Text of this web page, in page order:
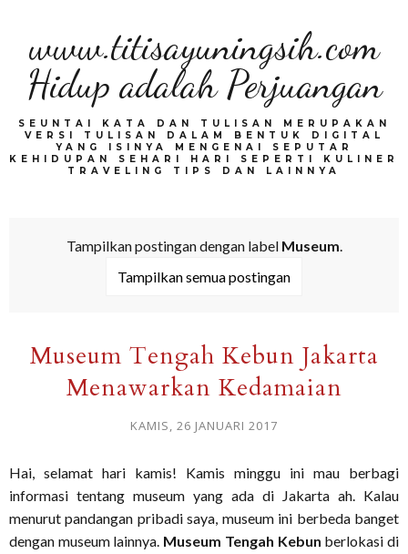
www.titisayuningsih.com
Hidup adalah Perjuangan
SEUNTAI KATA DAN TULISAN MERUPAKAN
VERSI TULISAN DALAM BENTUK DIGITAL
YANG ISINYA MENGENAI SEPUTAR
KEHIDUPAN SEHARI HARI SEPERTI KULINER
TRAVELING TIPS DAN LAINNYA
Tampilkan postingan dengan label Museum.
Tampilkan semua postingan
Museum Tengah Kebun Jakarta
Menawarkan Kedamaian
KAMIS, 26 JANUARI 2017
Hai, selamat hari kamis! Kamis minggu ini mau berbagi
informasi tentang museum yang ada di Jakarta ah. Kalau
menurut pandangan pribadi saya, museum ini berbeda banget
dengan museum lainnya. Museum Tengah Kebun berlokasi di